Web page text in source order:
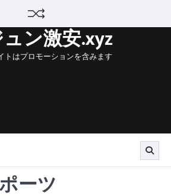
ン激安.xyz
トはプロモーションを含みます
ーツ